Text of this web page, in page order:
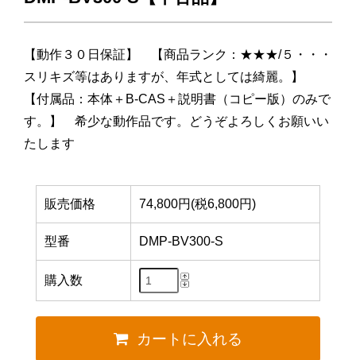
【動作３０日保証】 【商品ランク：★★★/５・・・
スリキズ等はありますが、年式としては綺麗。】
【付属品：本体＋B-CAS＋説明書（コピー版）のみで
す。】 希少な動作品です。どうぞよろしくお願いい
たします
販売価格 74,800円(税6,800円)
型番 DMP-BV300-S
購入数
カートに入れる